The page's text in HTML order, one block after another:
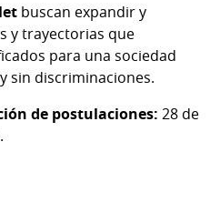
buscan expandir y
y trayectorias que
para una sociedad
sin discriminaciones.
de postulaciones: 28 de